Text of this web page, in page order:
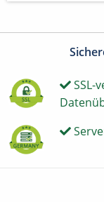
SSL-